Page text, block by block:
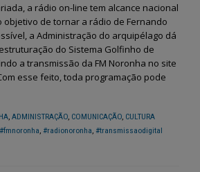
a rádio on-line tem alcance nacional
objetivo de tornar a rádio de Fernando
a Administração do arquipélago dá
do Sistema Golfinho de
a transmissão da FM Noronha no site
esse feito, toda programação pode
, ADMINISTRAÇÃO, COMUNICAÇÃO, CULTURA
#fmnoronha, #radionoronha, #transmissaodigital